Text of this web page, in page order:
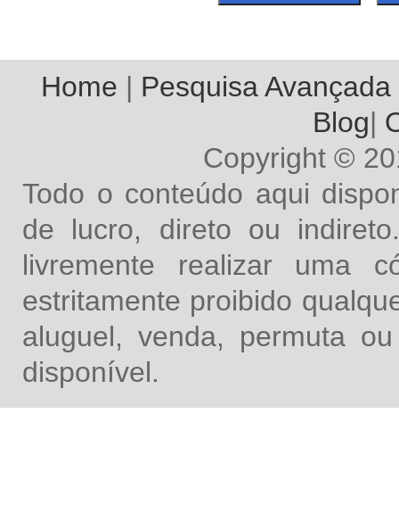
Home | Pesquisa Avançada
Blog|
Copyright ©
Todo o conteúdo aqui
de lucro, direto ou
livremente realizar uma
estritamente proibido
aluguel, venda, permuta
disponível.